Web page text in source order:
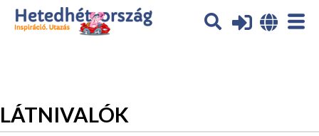
Az oldal sütiket (cookies) használ. További tájékoztatás itt:
Adatvédelmi tájékoztató
LÁTNIVALÓK